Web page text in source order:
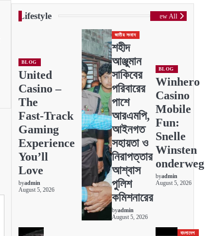
Lifestyle View All
BLOG
United
Casino –
The
Fast‑Track
Gaming
Experience
You’ll
Love
byadmin
August 5, 2026
জাতীয় সংবাদ
শহীদ
আঞ্জুমান
সাকিবের
পরিবারের
পাশে
আরএমপি,
আইনগত
সহায়তা ও
নিরাপত্তার
আশ্বাস
পুলিশ
কমিশনারের
byadmin
August 5, 2026
BLOG
Winhero
Casino
Mobile
Fun:
Snelle
Winsten
onderweg
byadmin
August 5, 2026
বাংলাদেশ